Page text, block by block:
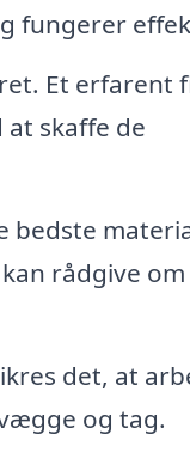
fungerer
Et erfarent
skaffe de
bedste
rådgive om
det, at
og tag.